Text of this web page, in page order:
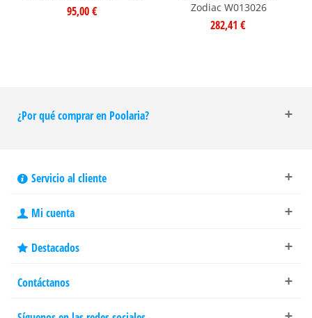
95,00 €
Zodiac W013026
282,41 €
¿Por qué comprar en Poolaria?
Servicio al cliente
Mi cuenta
Destacados
Contáctanos